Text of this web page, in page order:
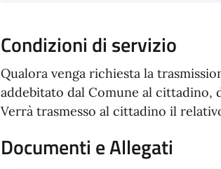
Condizioni di servizio
Qualora venga richiesta la
addebitato dal Comune al cittadino,
Verrà trasmesso al cittadino il
Documenti e Allegati